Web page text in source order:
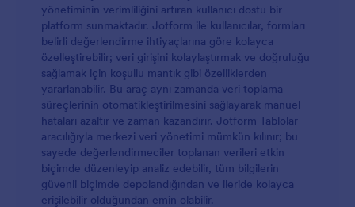
yönetiminin verimliliğini artıran kullanıcı dostu bir
platform sunmaktadır. Jotform ile kullanıcılar, formları
belirli değerlendirme ihtiyaçlarına göre kolayca
özelleştirebilir; veri girişini kolaylaştırmak ve doğruluğu
sağlamak için koşullu mantık gibi özelliklerden
yararlanabilir. Bu araç aynı zamanda veri toplama
süreçlerinin otomatikleştirilmesini sağlayarak manuel
hataları azaltır ve zaman kazandırır. Jotform Tablolar
aracılığıyla merkezi veri yönetimi mümkün kılınır; bu
sayede değerlendirmeciler toplanan verileri etkin
biçimde düzenleyip analiz edebilir, tüm bilgilerin
güvenli biçimde depolandığından ve ileride kolayca
erişilebilir olduğundan emin olabilir.